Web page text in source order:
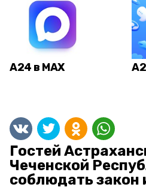
А24 в MAX
Гостей
Чеченской
соблюдать закон